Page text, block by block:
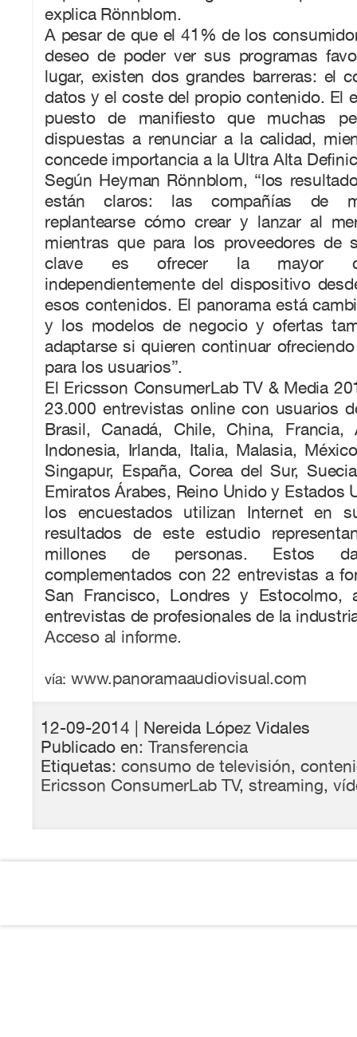
explica Rönnblom.
A pesar de que el 41% de los
deseo de poder ver sus programas
lugar, existen dos grandes barreras: el
datos y el coste del propio contenido. El
puesto de manifiesto que muchas
dispuestas a renunciar a la calidad,
concede importancia a la Ultra Alta
Según Heyman Rönnblom, “los
están claros: las compañías de
replantearse cómo crear y lanzar al
mientras que para los proveedores de
clave es ofrecer la mayor
independientemente del dispositivo
esos contenidos. El panorama está
y los modelos de negocio y ofertas
adaptarse si quieren continuar
para los usuarios”.
El Ericsson ConsumerLab TV & Media
23.000 entrevistas online con usuarios
Brasil, Canadá, Chile, China, Francia,
Indonesia, Irlanda, Italia, Malasia,
Singapur, España, Corea del Sur,
Emiratos Árabes, Reino Unido y Estados
los encuestados utilizan Internet en
resultados de este estudio
millones de personas. Estos
complementados con 22 entrevistas a
San Francisco, Londres y
entrevistas de profesionales de la
Acceso al informe.
vía: www.panoramaaudiovisual.com
12-09-2014 | Nereida López Vidales
Publicado en: Transferencia
Etiquetas: consumo de televisión,
Ericsson ConsumerLab TV, streaming,